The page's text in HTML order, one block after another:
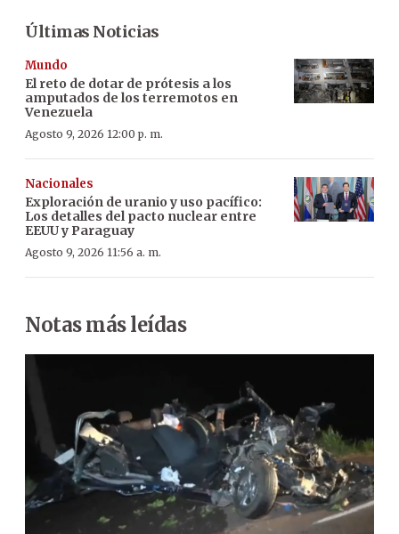
Últimas Noticias
Mundo
El reto de dotar de prótesis a los
amputados de los terremotos en
Venezuela
Agosto 9, 2026 12:00 p. m.
Nacionales
Exploración de uranio y uso pacífico:
Los detalles del pacto nuclear entre
EEUU y Paraguay
Agosto 9, 2026 11:56 a. m.
Notas más leídas